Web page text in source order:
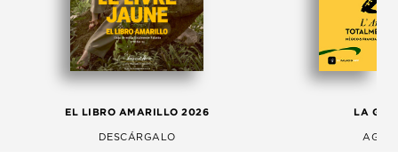
EL LIBRO AMARILLO 2026
DESCÁRGALO
LA